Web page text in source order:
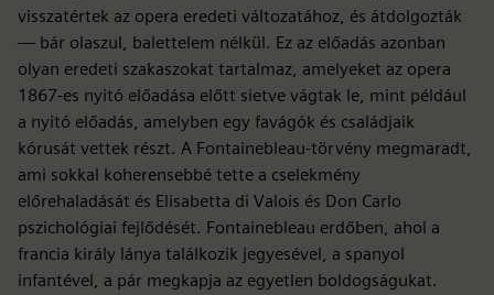
visszatértek az opera eredeti változatához, és átdolgozták
— bár olaszul, balettelem nélkül. Ez az előadás azonban
olyan eredeti szakaszokat tartalmaz, amelyeket az opera
1867-es nyitó előadása előtt sietve vágtak le, mint például
a nyitó előadás, amelyben egy favágók és családjaik
kórusát vettek részt. A Fontainebleau-törvény megmaradt,
ami sokkal koherensebbé tette a cselekmény
előrehaladását és Elisabetta di Valois és Don Carlo
pszichológiai fejlődését. Fontainebleau erdőben, ahol a
francia király lánya találkozik jegyesével, a spanyol
infantével, a pár megkapja az egyetlen boldogságukat.